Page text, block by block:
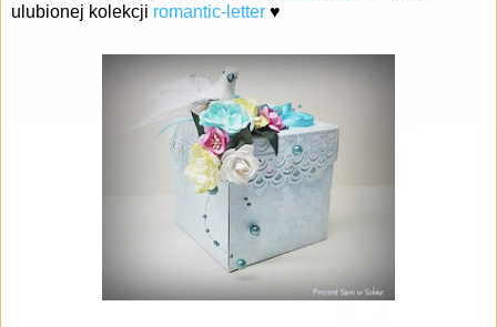
ulubionej kolekcji romantic-letter ♥